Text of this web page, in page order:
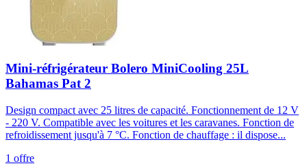
Mini-réfrigérateur Bolero MiniCooling 25L
Bahamas Pat 2
Design compact avec 25 litres de capacité. Fonctionnement de 12 V
- 220 V. Compatible avec les voitures et les caravanes. Fonction de
refroidissement jusqu'à 7 °C. Fonction de chauffage : il dispose...
1 offre